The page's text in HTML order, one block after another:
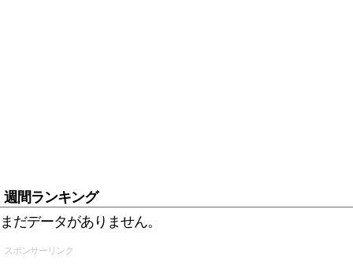
週間ランキング
まだデータがありません。
スポンサーリンク